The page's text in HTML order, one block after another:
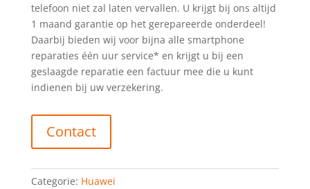
telefoon niet zal laten vervallen. U krijgt bij ons altijd
1 maand garantie op het gerepareerde onderdeel!
Daarbij bieden wij voor bijna alle smartphone
reparaties één uur service* en krijgt u bij een
geslaagde reparatie een factuur mee die u kunt
indienen bij uw verzekering.
Contact
Categorie: Huawei